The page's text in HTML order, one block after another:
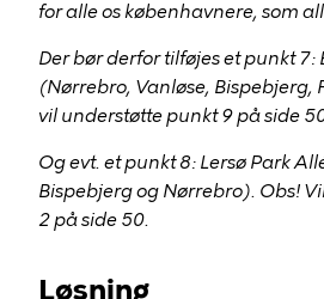
for alle os københavnere, som
Der bør derfor tilføjes et punkt 7:
(Nørrebro, Vanløse, Bispebjerg,
vil understøtte punkt 9 på side
Og evt. et punkt 8: Lersø Park
Bispebjerg og Nørrebro). Obs!
2 på side 50.
Løsning